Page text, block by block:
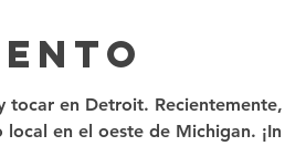
tocar en Detroit.
en el oeste de Michigan. ¡In